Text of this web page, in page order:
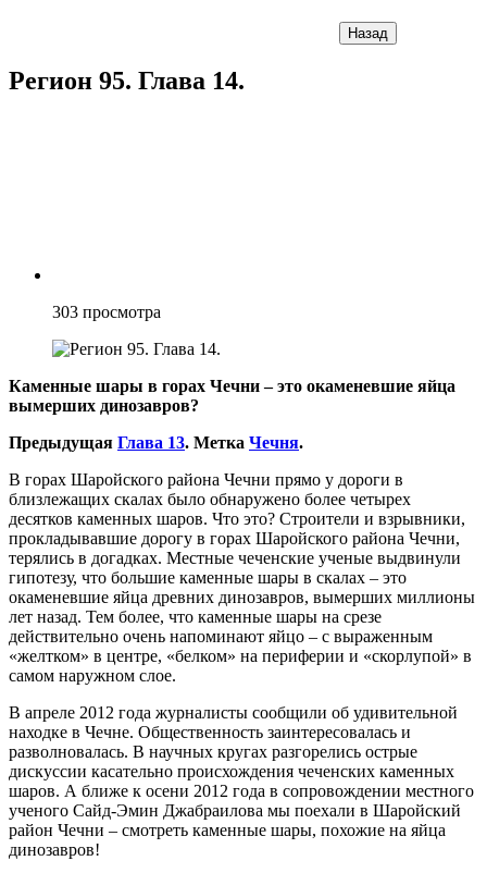
Назад
Регион 95. Глава 14.
303 просмотра
Каменные шары в горах Чечни – это окаменевшие яйца
вымерших динозавров?
Предыдущая Глава 13. Метка Чечня.
В горах Шаройского района Чечни прямо у дороги в
близлежащих скалах было обнаружено более четырех
десятков каменных шаров. Что это? Строители и взрывники,
прокладывавшие дорогу в горах Шаройского района Чечни,
терялись в догадках. Местные чеченские ученые выдвинули
гипотезу, что большие каменные шары в скалах – это
окаменевшие яйца древних динозавров, вымерших миллионы
лет назад. Тем более, что каменные шары на срезе
действительно очень напоминают яйцо – с выраженным
«желтком» в центре, «белком» на периферии и «скорлупой» в
самом наружном слое.
В апреле 2012 года журналисты сообщили об удивительной
находке в Чечне. Общественность заинтересовалась и
разволновалась. В научных кругах разгорелись острые
дискуссии касательно происхождения чеченских каменных
шаров. А ближе к осени 2012 года в сопровождении местного
ученого Сайд-Эмин Джабраилова мы поехали в Шаройский
район Чечни – смотреть каменные шары, похожие на яйца
динозавров!